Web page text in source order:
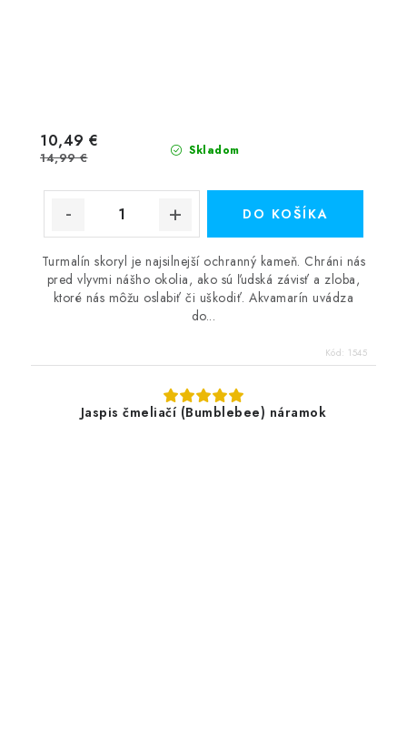
Skladom
10,49 €
14,99 €
DO KOŠÍKA
Turmalín skoryl je najsilnejší ochranný kameň. Chráni nás
pred vlyvmi nášho okolia, ako sú ľudská závisť a zloba,
ktoré nás môžu oslabiť či uškodiť. Akvamarín uvádza
do...
Kód: 1545
Jaspis čmeliačí (Bumblebee) náramok